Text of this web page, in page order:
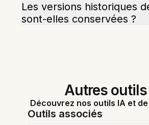
Les versions historiques
sont-elles conservées ?
Autres
Découvrez nos outils IA et
Outils associés